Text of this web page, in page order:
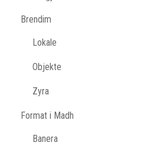
Brendim
Lokale
Objekte
Zyra
Format i Madh
Banera